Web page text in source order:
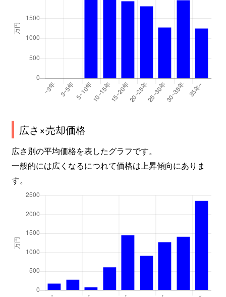
広さ×売却価格
広さ別の平均価格を表したグラフです。
一般的には広くなるにつれて価格は上昇傾向にありま
す。